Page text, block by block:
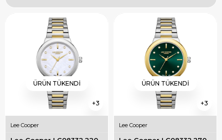
3
ÜRÜN TÜKENDI
Lee Cooper
3
ÜRÜN TÜKENDI
Lee Cooper